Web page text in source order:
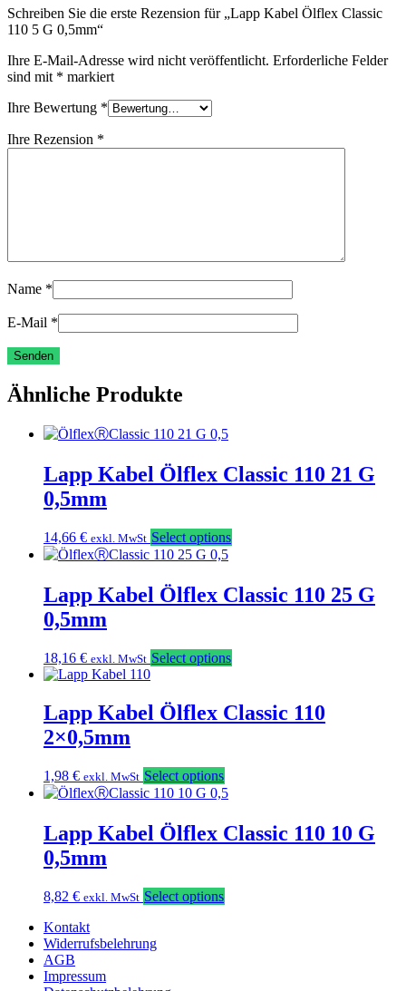
Schreiben Sie die erste Rezension für „Lapp Kabel Ölflex Classic
110 5 G 0,5mm“
Ihre E-Mail-Adresse wird nicht veröffentlicht. Erforderliche Felder
sind mit * markiert
Ihre Bewertung *
Ihre Rezension *
Name *
E-Mail *
Ähnliche Produkte
Lapp Kabel Ölflex Classic 110 21 G
0,5mm
14,66 € exkl. MwSt Select options
Lapp Kabel Ölflex Classic 110 25 G
0,5mm
18,16 € exkl. MwSt Select options
Lapp Kabel Ölflex Classic 110
2×0,5mm
1,98 € exkl. MwSt Select options
Lapp Kabel Ölflex Classic 110 10 G
0,5mm
8,82 € exkl. MwSt Select options
Kontakt
Widerrufsbelehrung
AGB
Impressum